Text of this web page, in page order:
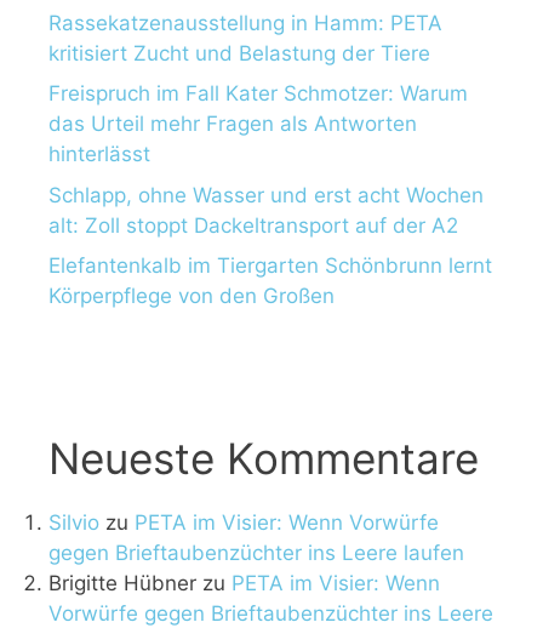
Rassekatzenausstellung in Hamm: PETA
kritisiert Zucht und Belastung der Tiere
Freispruch im Fall Kater Schmotzer: Warum
das Urteil mehr Fragen als Antworten
hinterlässt
Schlapp, ohne Wasser und erst acht Wochen
alt: Zoll stoppt Dackeltransport auf der A2
Elefantenkalb im Tiergarten Schönbrunn lernt
Körperpflege von den Großen
Neueste Kommentare
Silvio zu PETA im Visier: Wenn Vorwürfe
gegen Brieftaubenzüchter ins Leere laufen
Brigitte Hübner zu PETA im Visier: Wenn
Vorwürfe gegen Brieftaubenzüchter ins Leere